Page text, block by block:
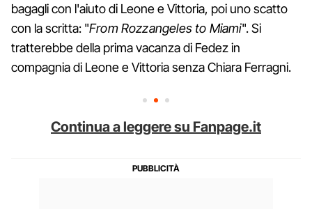
bagagli con l'aiuto di Leone e Vittoria, poi uno scatto
con la scritta: "From Rozzangeles to Miami". Si
tratterebbe della prima vacanza di Fedez in
compagnia di Leone e Vittoria senza Chiara Ferragni.
Continua a leggere su Fanpage.it